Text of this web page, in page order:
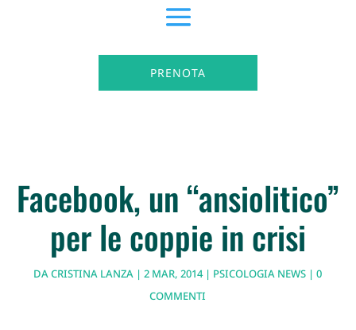
PRENOTA
Facebook, un “ansiolitico”
per le coppie in crisi
DACRISTINA LANZA |2 MAR, 2014| PSICOLOGIA NEWS |0
COMMENTI